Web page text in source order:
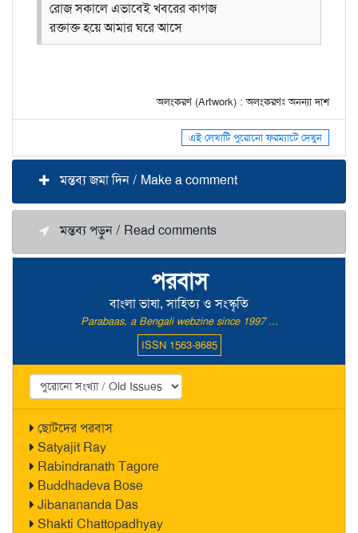
পরবাস
বাংলা ভাষা, সাহিত্য ও সংস্কৃতি
Parabaas, a Bengali webzine since 1997 ...
ISSN 1563-8685
ছোটদের পরবাস
Satyajit Ray
Rabindranath Tagore
Buddhadeva Bose
Jibanananda Das
Shakti Chattopadhyay
রোজ সকালে এভাবেই খবরের কাগজ
রক্তাক্ত হয়ে আমার ঘরে আসে
অলংকরণ (Artwork) : অলংকরণঃ অনন্যা দাশ
এই লেখাটি পুরোনো ফরম্যাটে দেখুন
মন্তব্য জমা দিন / Make a comment
মন্তব্য পড়ুন / Read comments